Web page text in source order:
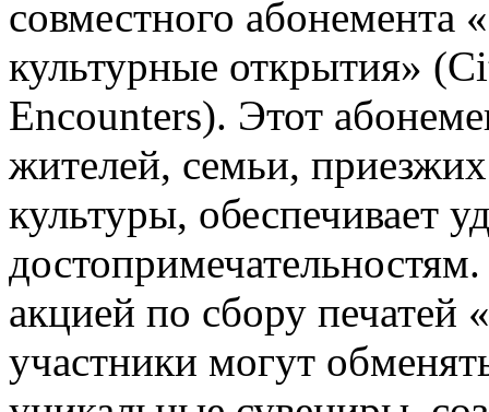
совместного абонемента
культурные открытия»
Encounters). Этот
жителей, семьи,
культуры, обеспечивает
акцией по сбору печатей
участники могут